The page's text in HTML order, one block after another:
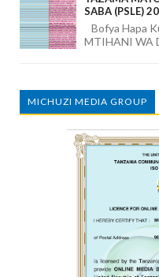
SABA (PSLE)
Bofya Hapa
MTIHANI WA
MICHUZI MEDIA GROUP